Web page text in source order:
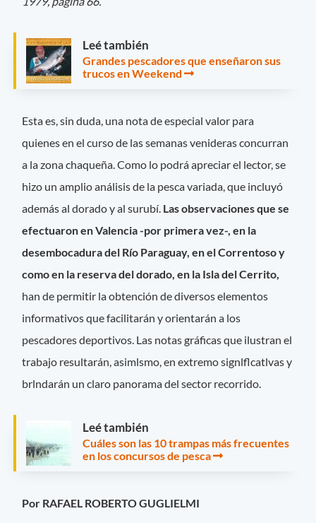
Leé también
Grandes pescadores que enseñaron sus
trucos en Weekend
Esta es, sin duda, una nota de especial valor para
quienes en el curso de las semanas venideras concurran
a la zona chaqueña. Como lo podrá apreciar el lector, se
hizo un amplio análisis de la pesca variada, que incluyó
además al dorado y al surubí. Las observaciones que se
efectuaron en Valencia -por primera vez-, en la
desembocadura del Río Paraguay, en el Correntoso y
como en la reserva del dorado, en la Isla del Cerrito,
han de permitir la obtención de diversos elementos
informativos que facilitarán y orientarán a los
pescadores deportivos. Las notas gráficas que ilustran el
trabajo resultarán, asimlsmo, en extremo signlflcatlvas y
brlndarán un claro panorama del sector recorrido.
Leé también
Cuáles son las 10 trampas más frecuentes
en los concursos de pesca
Por RAFAEL ROBERTO GUGLIELMI